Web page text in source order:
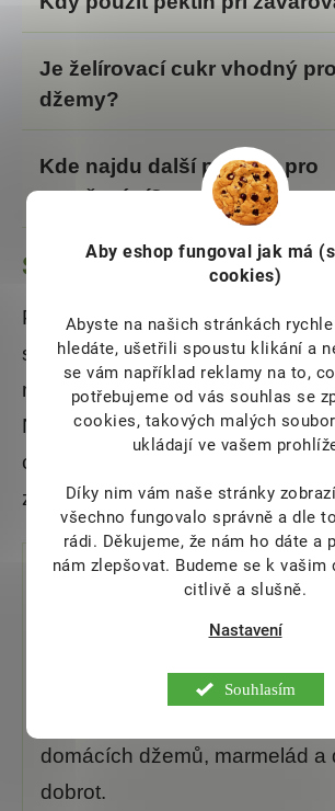
Aby eshop fungoval jak má
cookies)
Abyste na našich stránkách
hledáte, ušetřili spoustu klikání a
se vám například reklamy na to,
potřebujeme od vás souhlas se
cookies, takových malých
ukládají ve vašem
Díky nim vám naše stránky
všechno fungovalo správně a dle
rádi. Děkujeme, že nám ho dáte a
nám zlepšovat. Budeme se k vašim
citlivě a slušně.
Nastavení
Souhlasím
Je želírovací cukr vhodný
džemy?
Kde najdu další potřeby pro
zavařování?
Shrnutí
Při domácím zavařování mohou
suroviny výrazně usnadnit
marmelád i nakládané zeleniny.
Nestonej.cz najdete pektiny, agar
cukry pro různé způsoby
zeleniny.
Vyberte si potřeby pro
Prohlédněte si nabídku
domácích džemů, marmelád a
dobrot.